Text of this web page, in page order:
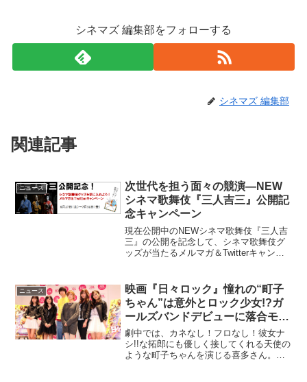
シネマズ 編集部をフォローする
シネマズ 編集部
関連記事
ニュース
次世代を担う面々の競演―NEW
シネマ歌舞伎『三人吉三』公開記
念キャンペーン
現在公開中のNEWシネマ歌舞伎『三人吉
三』の公開を記念して、シネマ歌舞伎グ
ッズが当たるメルマガ＆Twitterキャンペ
う面々の競演『三人吉三』『三人吉
三』、河竹...
ニュース
映画『日々ロック』憧れの“町子
ちゃん”は意外とロック少女!?ガ
ールズバンドデビューに落合モト
キも思わず「マ・チ・コ♪」
劇中では、カネなし！フロなし！彼女ナ
シ!!な拓郎にも優しく接してくれる天使の
ような町子ちゃんを演じる喜多さん。ど